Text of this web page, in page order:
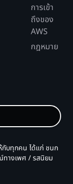
การเข้า
ถึงของ
AWS
กฎหมาย
กับทุกคน ได้แก่ ชนก
างเพศ / รสนิยม